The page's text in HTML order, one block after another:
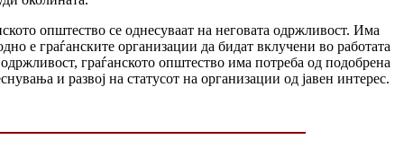
општество се однесуваат на неговата одржливост. Има
е граѓанските организации да бидат вклучени во работата
граѓанското општество има потреба од подобрена
и развој на статусот на организации од јавен интерес.